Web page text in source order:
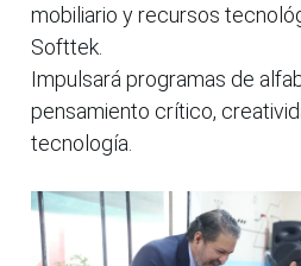
mobiliario y recursos
Softtek.
Impulsará programas de
pensamiento crítico,
tecnología.